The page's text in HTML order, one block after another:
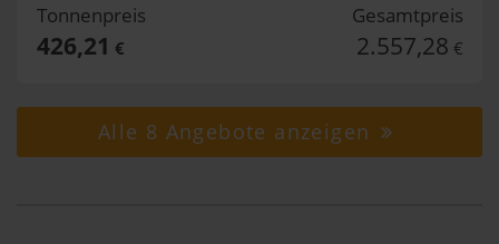
Tonnenpreis
426,21 €
Gesamtpreis
2.557,28 €
Alle 8 Angebote anzeigen